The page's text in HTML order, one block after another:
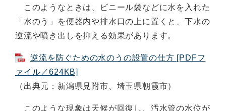
このようなときは、ビニール袋などに水を入れた
「水のう」を便器内や排水口の上に置くと、下水の
逆流や噴き出しを抑える効果があります。
逆流を防ぐための水のうの設置の仕方 [PDFフ
ァイル／624KB]
（出典元：新潟県見附市、埼玉県朝霞市）
このような現象は天候が回復し、汚水管の水位が